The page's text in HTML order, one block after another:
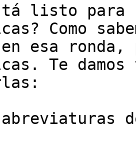
listo para
Como
esa
Te
abreviaturas